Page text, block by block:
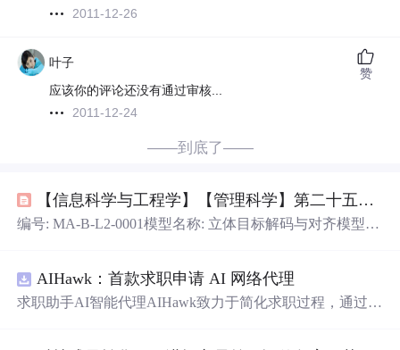
2011-12-26
叶子
应该你的评论还没有通过审核...
2011-12-24
赞
——到底了——
【信息科学与工程学】【管理科学】第二十五篇 企业部门负责人全景运作模型库L2【企业的二级部门负责人】-01
编号: MA-B-L2-0001模型名称: 立体目标解码与对齐模型模
解读一级部门（上级）下达的、往往是模糊或矛盾的战略
目标，将其转化为本二级部门清晰、可衡量、且能牵引下
AIHawk：首款求职申请 AI 网络代理
求职助手AI智能代理AIHawk致力于简化求职过程，通过自